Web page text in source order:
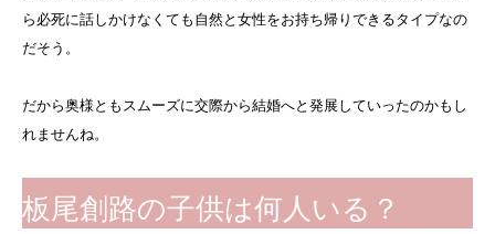
ら必死に話しかけなくても自然と女性をお持ち帰りできるタイプなの
だそう。
だから奥様ともスムーズに交際から結婚へと発展していったのかもし
れませんね。
板尾創路の子供は何人いる？